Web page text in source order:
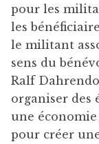
pour les
les
le militant
sens du
Ralf
organiser des
une
pour créer